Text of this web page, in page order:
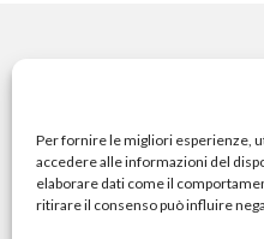
Per fornire le migliori esperienze,
accedere alle informazioni del
elaborare dati come il
ritirare il consenso può influire